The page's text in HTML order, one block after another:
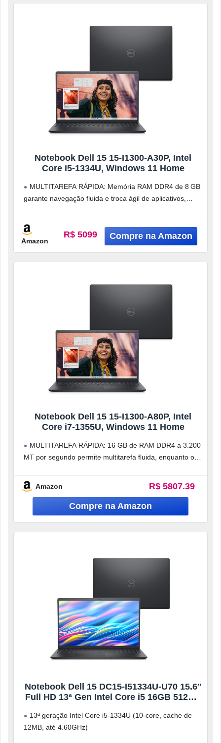
Notebook Dell 15 15-I1300-A30P, Intel
Core i5-1334U, Windows 11 Home
MULTITAREFA RÁPIDA: Memória RAM DDR4 de 8 GB
garante navegação fluida e troca ágil de aplicativos,
Amazon
R$ 5099
Notebook Dell 15 15-I1300-A80P, Intel
Core i7-1355U, Windows 11 Home
MULTITAREFA RÁPIDA: 16 GB de RAM DDR4 a 3.200
MT por segundo permite multitarefa fluida, enquanto o
Amazon R$ 5807.39
Notebook Dell 15 DC15-I51334U-U70 15.6″
Full HD 13ª Gen Intel Core i5 16GB 512GB
13ª geração Intel Core i5-1334U (10-core, cache de
12MB, até 4.60GHz)